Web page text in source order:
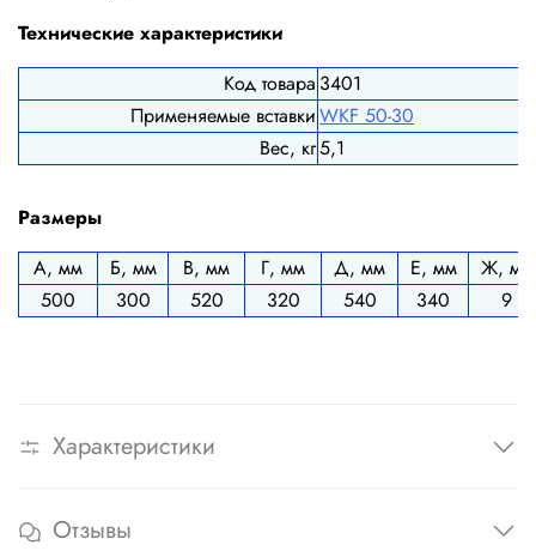
Технические характеристики
Код товара 3401
Применяемые вставкиWKF 50-30
Вес, кг5,1
Размеры
А, мм
Б, мм В, мм Г, мм Д, мм Е, мм
Ж, мм
500
300 520 320 540 340 9
Характеристики
Отзывы